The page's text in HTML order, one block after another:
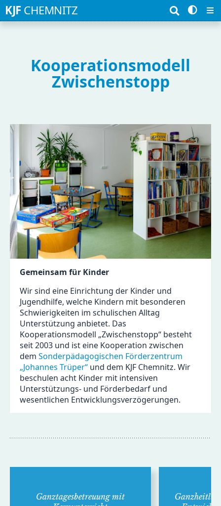
KJF CHEMNITZ Suchbegriffe
Kooperationsmodell
Zwischenstopp
Gemeinsam für Kinder
Wir sind eine Einrichtung der Kinder und
Jugendhilfe, welche Kindern mit besonderen
Schwierigkeiten im schulischen Alltag
Unterstützung anbietet. Das
Kooperationsmodell „Zwischenstopp“ besteht
seit 2003 und ist eine Kooperation zwischen
dem Sonderpädagogischen Förderzentrum
„Johannes Trüper“ und dem KJF Chemnitz. Wir
beschulen acht Kinder mit intensiven
Unterstützungs- und Förderbedarf und
wesentlichen Entwicklungsverzögerungen.
Ganz­tages­betreuung mit